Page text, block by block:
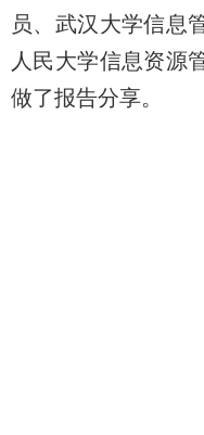
员、武汉大学信息
人民大学信息资源
做了报告分享。